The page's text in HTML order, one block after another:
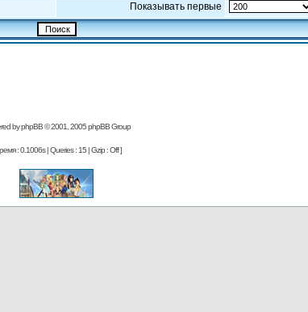
Показывать первые
byphpBB© 2001, 2005 phpBB Group
: 0.1006s | Queries : 15 | Gzip : Off ]